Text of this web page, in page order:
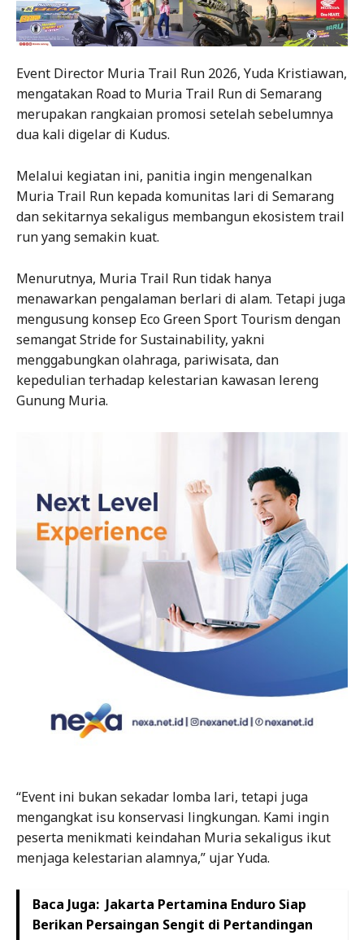
Event Director Muria Trail Run 2026, Yuda Kristiawan,
mengatakan Road to Muria Trail Run di Semarang
merupakan rangkaian promosi setelah sebelumnya
dua kali digelar di Kudus.
Melalui kegiatan ini, panitia ingin mengenalkan
Muria Trail Run kepada komunitas lari di Semarang
dan sekitarnya sekaligus membangun ekosistem trail
run yang semakin kuat.
Menurutnya, Muria Trail Run tidak hanya
menawarkan pengalaman berlari di alam. Tetapi juga
mengusung konsep Eco Green Sport Tourism dengan
semangat Stride for Sustainability, yakni
menggabungkan olahraga, pariwisata, dan
kepedulian terhadap kelestarian kawasan lereng
Gunung Muria.
“Event ini bukan sekadar lomba lari, tetapi juga
mengangkat isu konservasi lingkungan. Kami ingin
peserta menikmati keindahan Muria sekaligus ikut
menjaga kelestarian alamnya,” ujar Yuda.
Baca Juga: Jakarta Pertamina Enduro Siap
Berikan Persaingan Sengit di Pertandingan